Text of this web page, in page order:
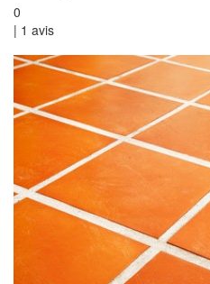
0
| 1 avis